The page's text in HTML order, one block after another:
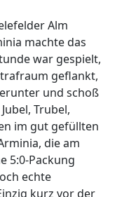
Alm
machte das
war gespielt,
geflankt,
und schoß
Trubel,
im gut gefüllten
die am
5:0-Packung
echte
kurz vor der